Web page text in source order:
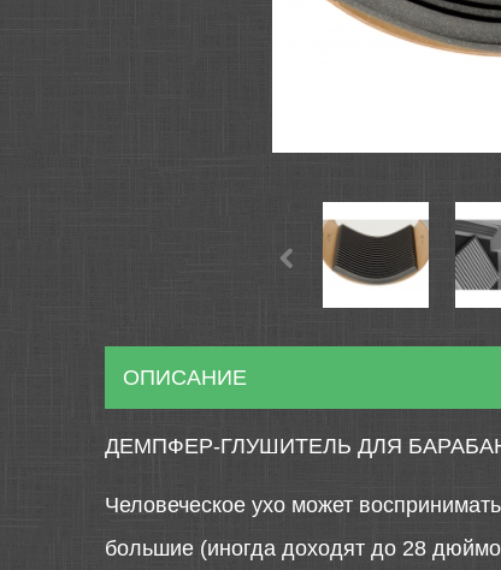
ОПИСАНИЕ
ДЕМПФЕР-ГЛУШИТЕЛЬ ДЛЯ
Человеческое ухо может
большие (иногда доходят до 28